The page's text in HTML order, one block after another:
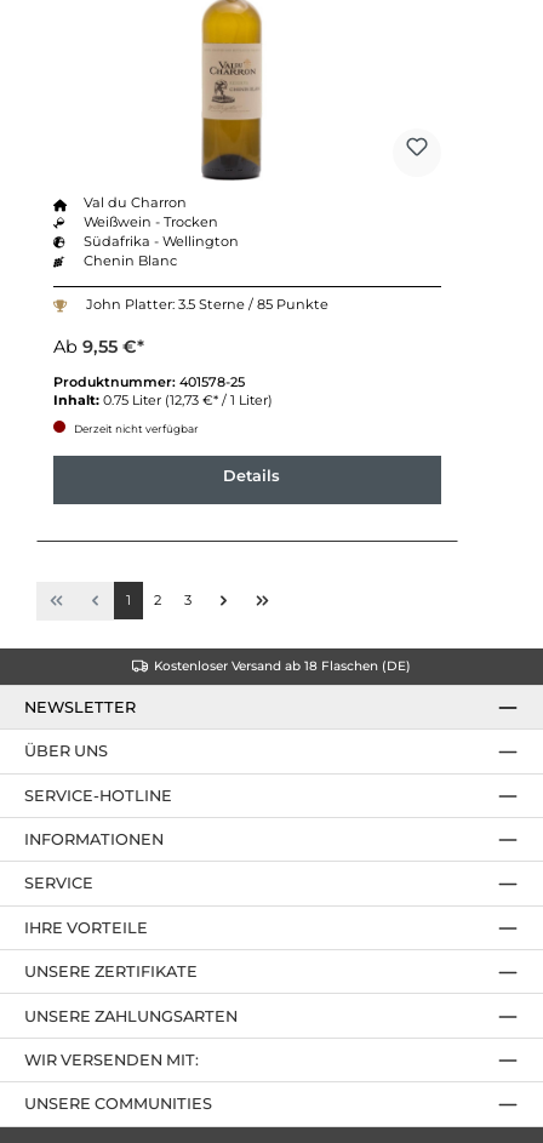
Val du Charron
Weißwein - Trocken
Südafrika - Wellington
Chenin Blanc
John Platter: 3.5 Sterne / 85 Punkte
Ab 9,55 €*
Produktnummer: 401578-25
Inhalt: 0.75 Liter (12,73 €* / 1 Liter)
Derzeit nicht verfügbar
Details
1 2 3
Kostenloser Versand ab 18 Flaschen (DE)
NEWSLETTER
SERVICE-HOTLINE
IHRE VORTEILE
UNSERE ZAHLUNGSARTEN
ÜBER UNS
UNSERE ZERTIFIKATE
INFORMATIONEN
SERVICE
UNSERE COMMUNITIES
WIR VERSENDEN MIT: